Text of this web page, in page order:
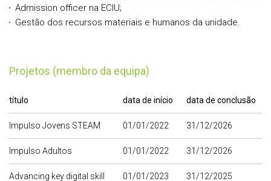
Admission officer na ECIU;
Gestão dos recursos materiais e humanos da unidade.
Projetos (membro da equipa)
título data de início data de conclusão
Impulso Jovens STEAM 01/01/2022 31/12/2026
Impulso Adultos 01/01/2022 31/12/2026
Advancing key digital skill
01/01/2023 31/12/2025